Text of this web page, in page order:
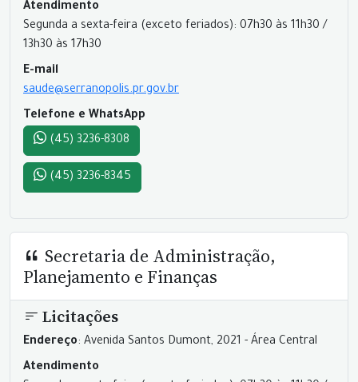
Atendimento
Segunda a sexta-feira (exceto feriados): 07h30 às 11h30 /
13h30 às 17h30
E-mail
saude@serranopolis.pr.gov.br
Telefone e WhatsApp
(45) 3236-8308
(45) 3236-8345
Secretaria de Administração,
Planejamento e Finanças
Licitações
Endereço: Avenida Santos Dumont, 2021 - Área Central
Atendimento